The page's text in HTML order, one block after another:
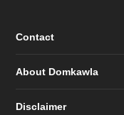
Contact
About Domkawla
Disclaimer